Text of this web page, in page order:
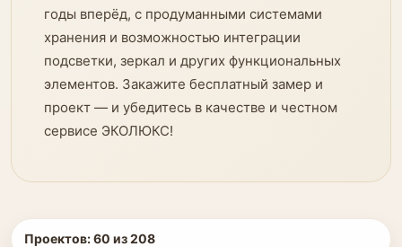
годы вперёд, с продуманными системами
хранения и возможностью интеграции
подсветки, зеркал и других функциональных
элементов. Закажите бесплатный замер и
проект — и убедитесь в качестве и честном
сервисе ЭКОЛЮКС!
Проектов:60 из208